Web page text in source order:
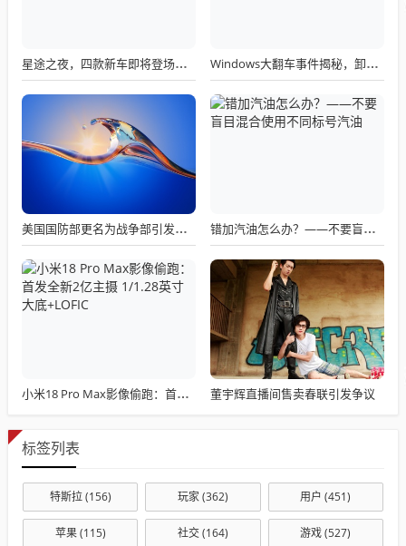
星途之夜，四款新车即将登场，未来道路明朗化 Windows大翻车事件揭秘，卸载也出错，微软建议需谨慎！
美国国防部更名为战争部引发关注热议 错加汽油怎么办？——不要盲目混合使用不同标号汽油
小米18 Pro Max影像偷跑：首发全新2亿主摄 1/1.28英寸大底+LOFIC 董宇辉直播间售卖春联引发争议
标签列表
特斯拉(156) 玩家(362) 用户 (451)
苹果(115) 社交(164) 游戏(527)